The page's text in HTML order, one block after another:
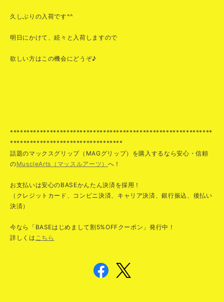
久しぶりの入荷です^^
明日にかけて、続々と入荷しますので
欲しい方はこの機会にどうぞ♪
*************************************************************
**********************************
話題のマックスグリップ（MAGグリップ）を購入するなら安心・信頼
のMuscleArts（マッスルアーツ） へ！
お支払いは安心のBASEかんたん決済を採用！
（クレジットカード、コンビニ決済、キャリア決済、銀行振込、後払い
決済）
今なら「BASEはじめまして割5%OFFクーポン」発行中！
詳しくは こちら